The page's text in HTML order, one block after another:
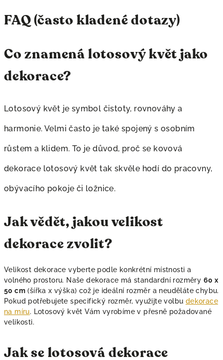
l
á
a
í
v
y
v
ý
p
s
FAQ (často kladené dotazy)
Co znamená lotosový květ jako
dekorace?
Lotosový květ je symbol čistoty, rovnováhy a
harmonie. Velmi často je také spojený s osobním
růstem a klidem. To je důvod, proč se kovová
dekorace lotosový květ tak skvěle hodí do pracovny,
obývacího pokoje či ložnice.
Jak vědět, jakou velikost
dekorace zvolit?
Velikost dekorace vyberte podle konkrétní místnosti a
volného prostoru. Naše dekorace má standardní rozměry 60 x
50 cm (šířka x výška) což je ideální rozměr a neuděláte chybu.
Pokud potřebujete specifický rozměr, využijte volbu dekorace
na míru. Lotosový květ Vám vyrobíme v přesně požadované
velikosti.
Jak se lotosová dekorace